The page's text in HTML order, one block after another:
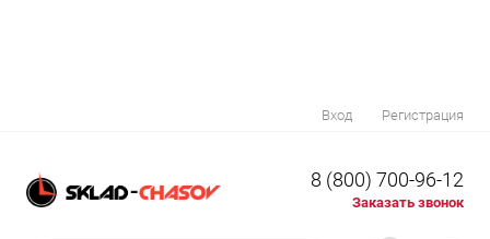
Вход Регистрация
8 (800) 700-96-12
Заказать звонок